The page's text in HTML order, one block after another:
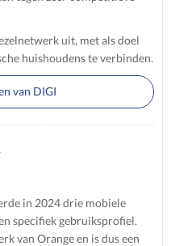
uit, met als doel
huishoudens te verbinden.
van DIGI
in 2024 drie mobiele
specifiek gebruiksprofiel.
van Orange en is dus een